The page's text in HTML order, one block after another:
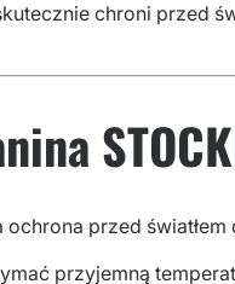
chroni przed
ochrona przed
przyjemną